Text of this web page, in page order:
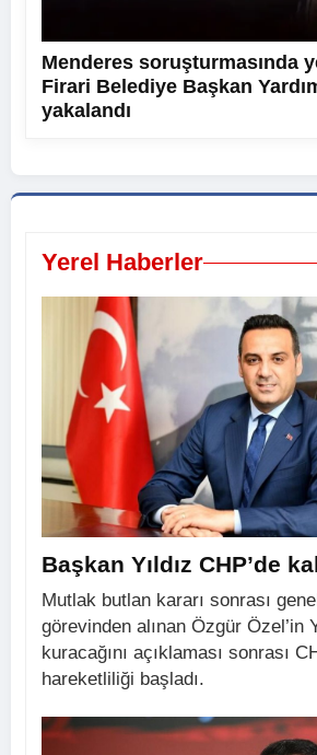
Menderes soruşturmasında
Firari Belediye Başkan
yakalandı
Yerel Haberler
Başkan Yıldız CHP’de
Mutlak butlan kararı sonrası
görevinden alınan Özgür Özel’in
kuracağını açıklaması sonrası
hareketliliği başladı.